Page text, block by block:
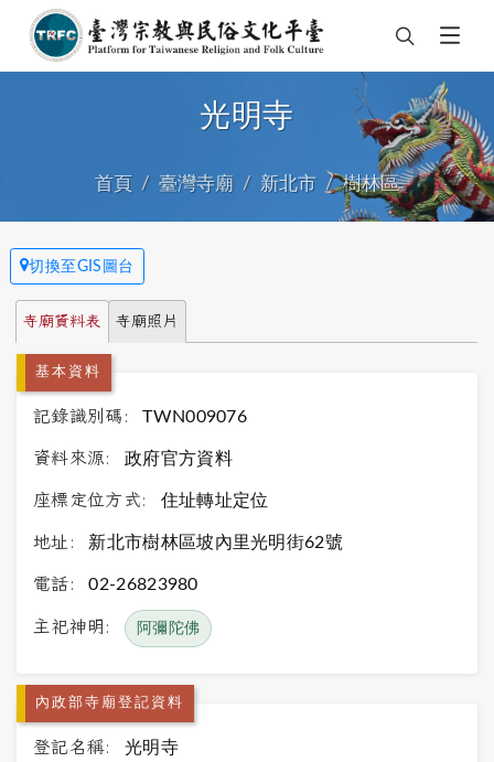
光明寺
首頁 臺灣寺廟 新北市 樹林區
切換至GIS圖台
寺廟資料表 寺廟照片
基本資料
記錄識別碼: TWN009076
資料來源: 政府官方資料
座標定位方式: 住址轉址定位
地址: 新北市樹林區坡內里光明街62號
電話: 02-26823980
主祀神明: 阿彌陀佛
內政部寺廟登記資料
登記名稱: 光明寺